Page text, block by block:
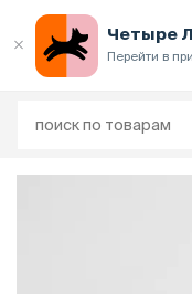
Четыре
Перейти в